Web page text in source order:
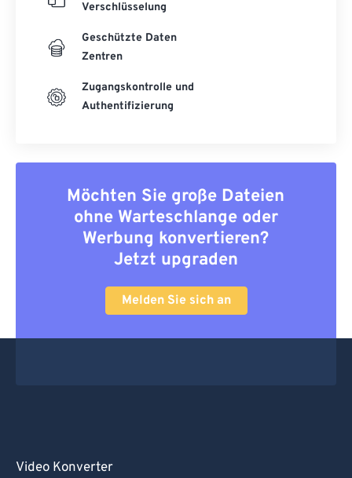
Verschlüsselung
Geschützte Daten
Zentren
Zugangskontrolle und
Authentifizierung
Möchten Sie große Dateien
ohne Warteschlange oder
Werbung konvertieren?
Jetzt upgraden
Melden Sie sich an
Video Konverter